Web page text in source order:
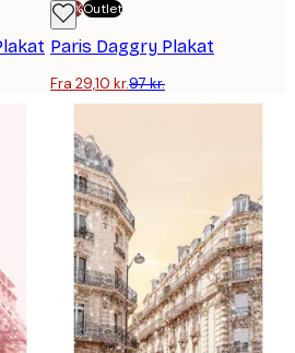
-70%Outlet
Paris Daggry Plakat
Fra 29,10 kr.97 kr.